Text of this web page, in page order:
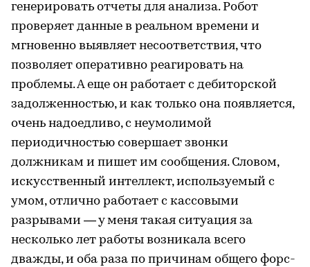
генерировать отчеты для анализа. Робот
проверяет данные в реальном времени и
мгновенно выявляет несоответствия, что
позволяет оперативно реагировать на
проблемы. А еще он работает с дебиторской
задолженностью, и как только она появляется,
очень надоедливо, с неумолимой
периодичностью совершает звонки
должникам и пишет им сообщения. Словом,
искусственный интеллект, используемый с
умом, отлично работает с кассовыми
разрывами — у меня такая ситуация за
несколько лет работы возникала всего
дважды, и оба раза по причинам общего форс-